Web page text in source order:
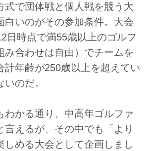
式で団体戦と個人戦を競う大
白いのがその参加条件。大会
日時点で満55歳以上のゴルフ
み合わせは自由）でチームを
計年齢が250歳以上を超えてい
のだ。
わかる通り、中高年ゴルファ
言えるが、その中でも「より
しめる大会として企画しまし